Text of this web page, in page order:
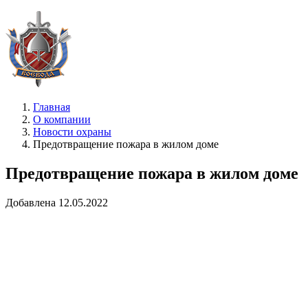
Главная
О компании
Новости охраны
Предотвращение пожара в жилом доме
Предотвращение пожара в жилом доме
Добавлена 12.05.2022